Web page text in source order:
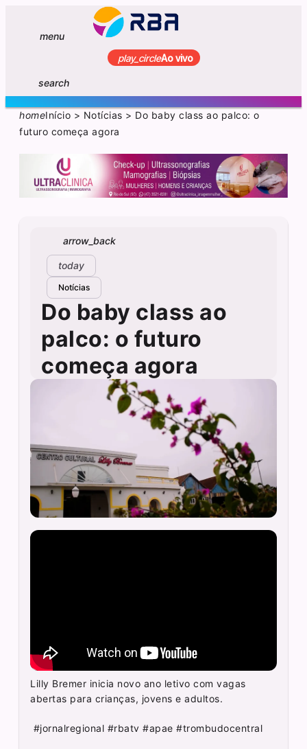
menu
play_circleAo vivo
search
homeInício > Notícias > Do baby class ao palco: o
futuro começa agora
arrow_back
today
Notícias
Do baby class ao
palco: o futuro
começa agora
Lilly Bremer inicia novo ano letivo com vagas
abertas para crianças, jovens e adultos.
#jornalregional #rbatv #apae #trombudocentral